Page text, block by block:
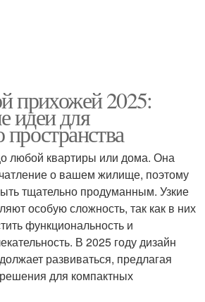
прихожей 2025:
идеи для
любой квартиры или дома. Она
о вашем жилище, поэтому
тщательно продуманным. Узкие
особую сложность, так как в них
функциональность и
В 2025 году дизайн
развиваться, предлагая
для компактных